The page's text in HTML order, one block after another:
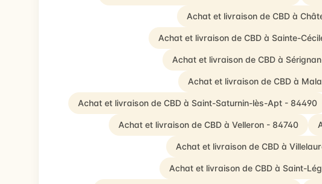
Achat et livraison de CBD à
Achat et livraison de CBD à Sainte-
Achat et livraison de CBD à
Achat et livraison de CBD à
Achat et livraison de CBD à Saint-Saturnin-lès-Apt - 84490
Achat et livraison de CBD à Velleron - 84740
Achat et livraison de CBD à
Achat et livraison de CBD à Saint-